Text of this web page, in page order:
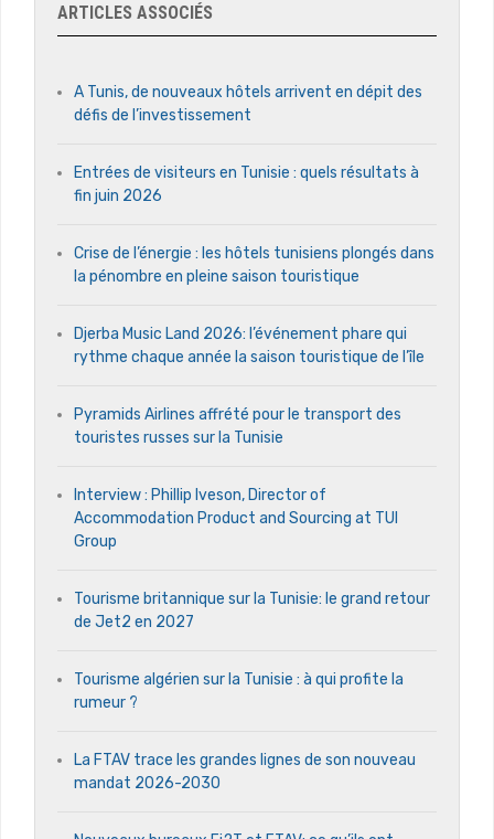
ARTICLES ASSOCIÉS
A Tunis, de nouveaux hôtels arrivent en dépit des
défis de l’investissement
Entrées de visiteurs en Tunisie : quels résultats à
fin juin 2026
Crise de l’énergie : les hôtels tunisiens plongés dans
la pénombre en pleine saison touristique
Djerba Music Land 2026: l’événement phare qui
rythme chaque année la saison touristique de l’île
Pyramids Airlines affrété pour le transport des
touristes russes sur la Tunisie
Interview : Phillip Iveson, Director of
Accommodation Product and Sourcing at TUI
Group
Tourisme britannique sur la Tunisie: le grand retour
de Jet2 en 2027
Tourisme algérien sur la Tunisie : à qui profite la
rumeur ?
La FTAV trace les grandes lignes de son nouveau
mandat 2026-2030